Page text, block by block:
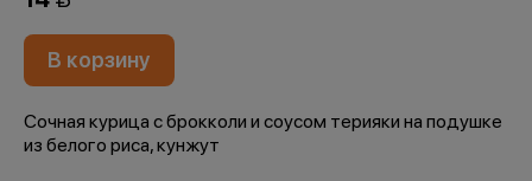
В корзину
Сочная курица с брокколи и соусом терияки на подушке
из белого риса, кунжут